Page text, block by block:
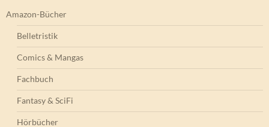
Amazon-Bücher
Belletristik
Comics & Mangas
Fachbuch
Fantasy & SciFi
Hörbücher